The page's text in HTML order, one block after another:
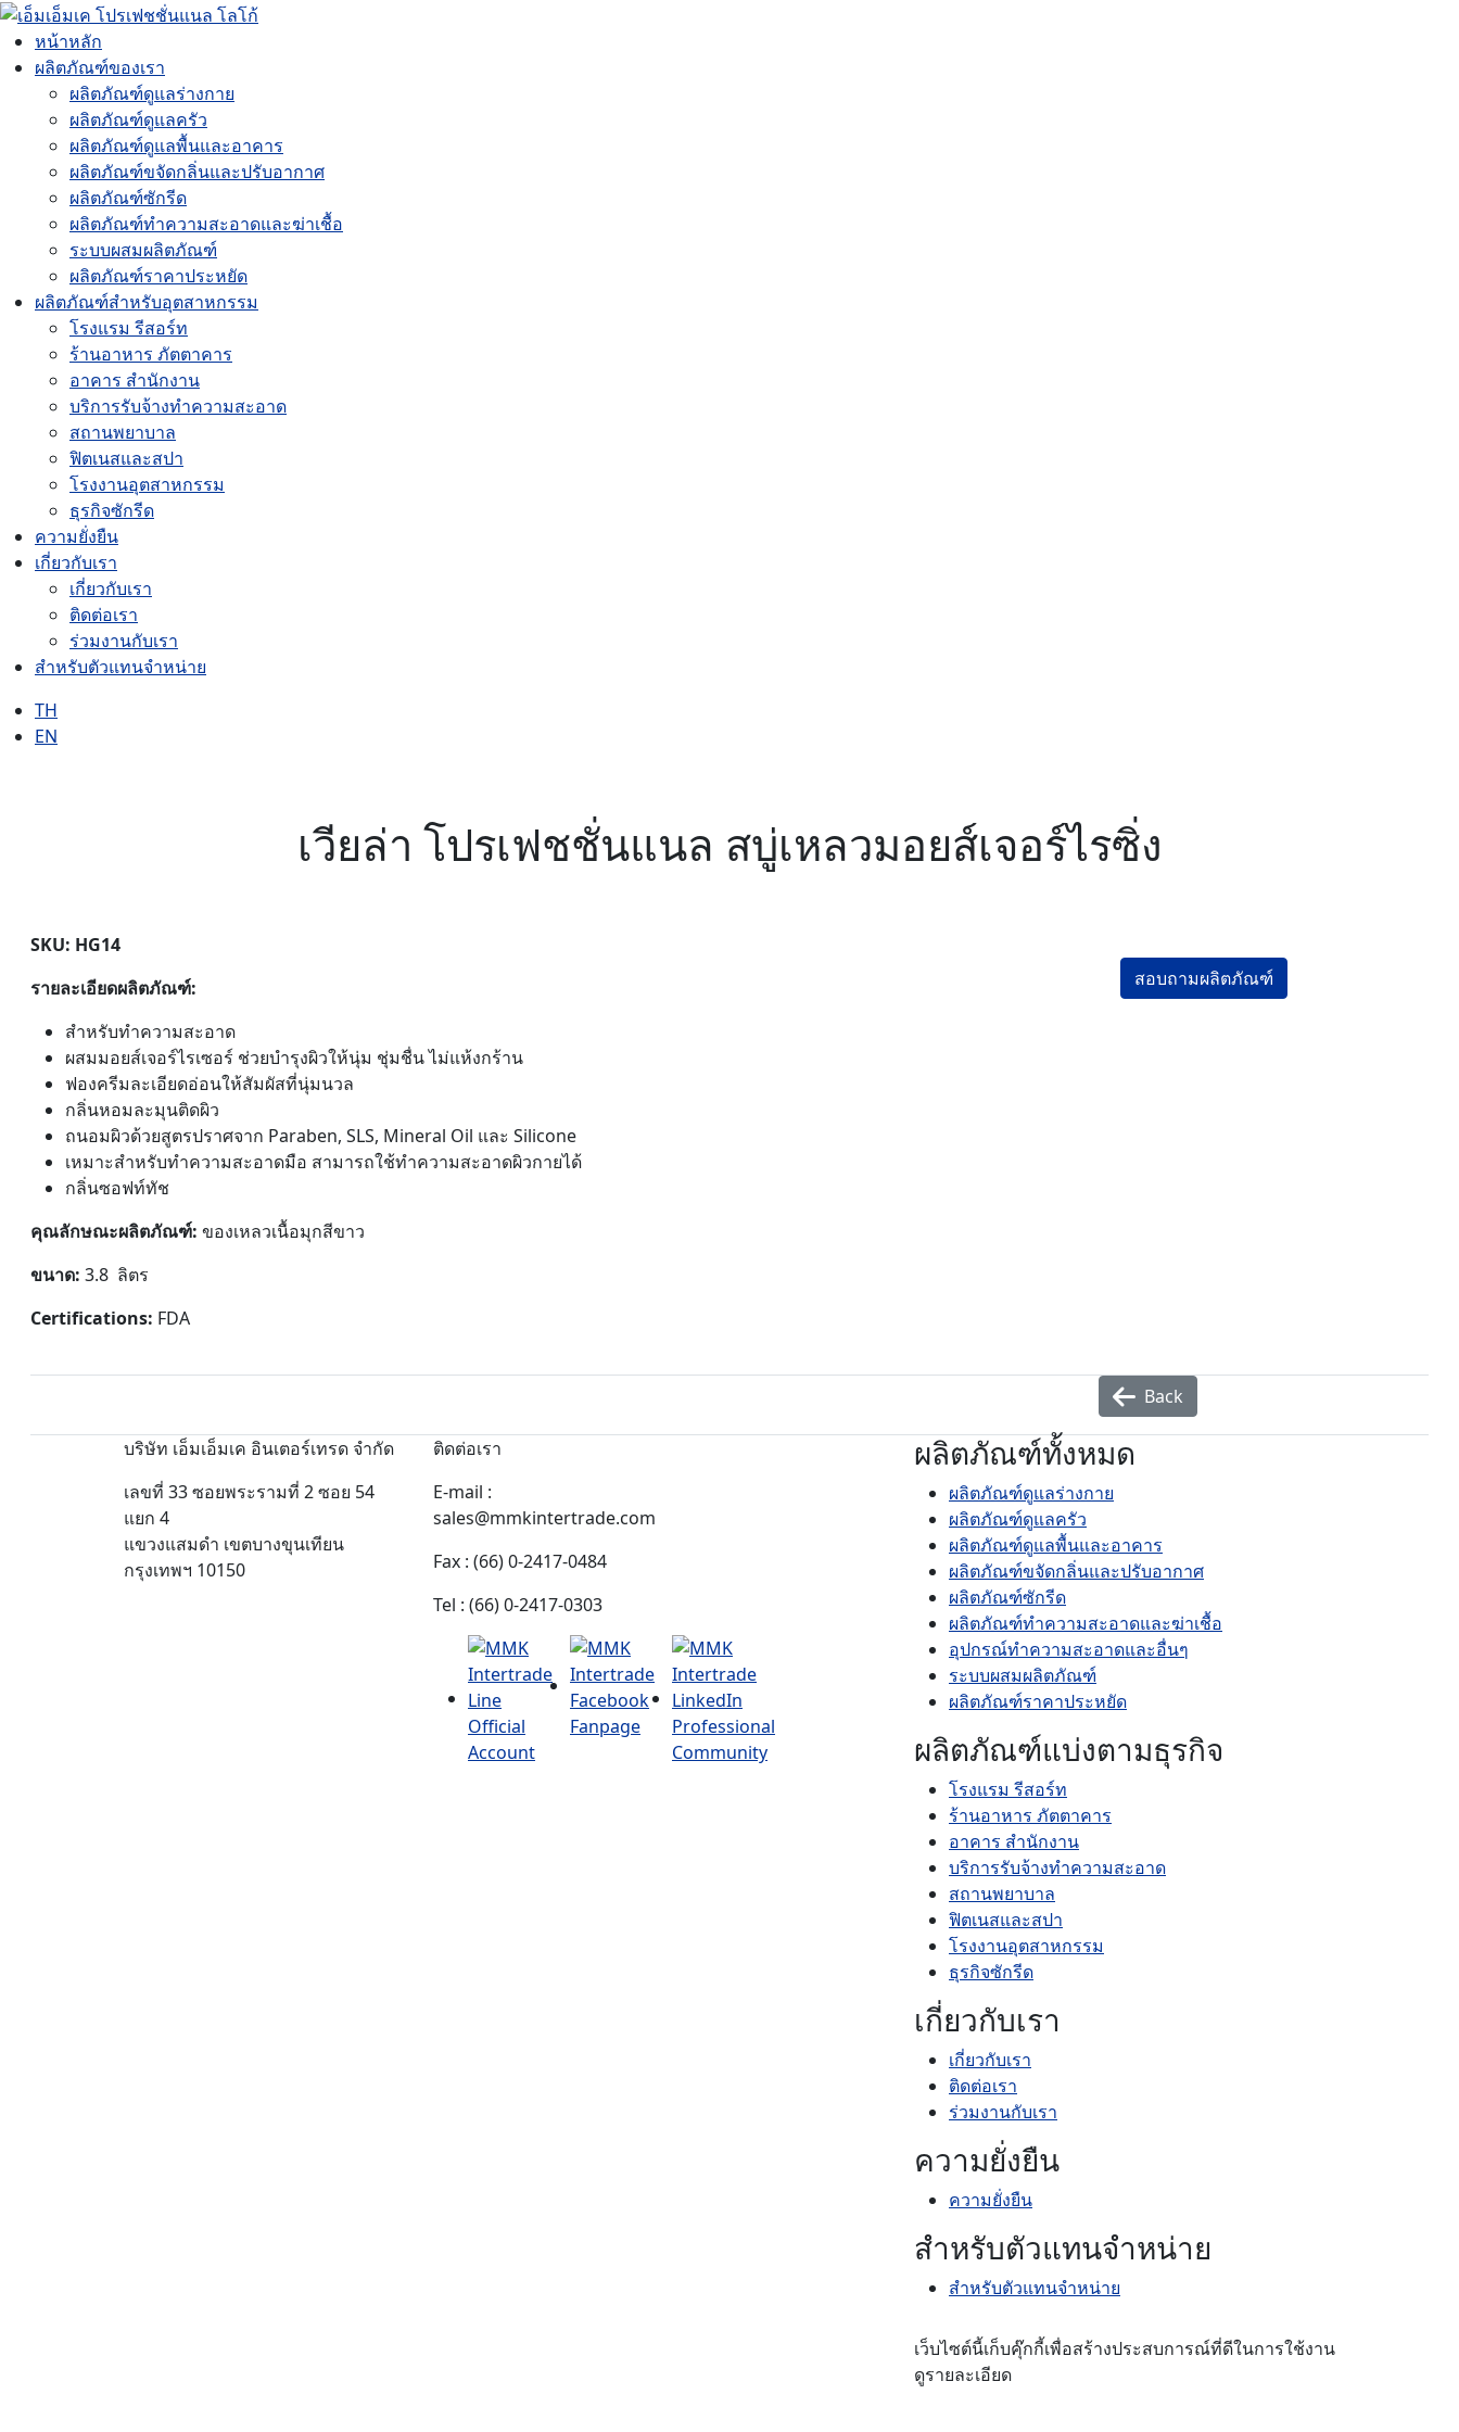
หน้าหลัก
ผลิตภัณฑ์ของเรา
ผลิตภัณฑ์ดูแลร่างกาย
ผลิตภัณฑ์ดูแลครัว
ผลิตภัณฑ์ดูแลพื้นและอาคาร
ผลิตภัณฑ์ขจัดกลิ่นและปรับอากาศ
ผลิตภัณฑ์ซักรีด
ผลิตภัณฑ์ทำความสะอาดและฆ่าเชื้อ
ระบบผสมผลิตภัณฑ์
ผลิตภัณฑ์ราคาประหยัด
ผลิตภัณฑ์สำหรับอุตสาหกรรม
โรงแรม รีสอร์ท
ร้านอาหาร ภัตตาคาร
อาคาร สำนักงาน
บริการรับจ้างทำความสะอาด
สถานพยาบาล
ฟิตเนสและสปา
โรงงานอุตสาหกรรม
ธุรกิจซักรีด
ความยั่งยืน
เกี่ยวกับเรา
เกี่ยวกับเรา
ติดต่อเรา
ร่วมงานกับเรา
สำหรับตัวแทนจำหน่าย
TH
EN
เวียล่า โปรเฟชชั่นแนล สบู่เหลวมอยส์เจอร์ไรซิ่ง
SKU: HG14
รายละเอียดผลิตภัณฑ์:
สำหรับทำความสะอาด
ผสมมอยส์เจอร์ไรเซอร์ ช่วยบำรุงผิวให้นุ่ม ชุ่มชื่น ไม่แห้งกร้าน
ฟองครีมละเอียดอ่อนให้สัมผัสที่นุ่มนวล
กลิ่นหอมละมุนติดผิว
ถนอมผิวด้วยสูตรปราศจาก Paraben, SLS, Mineral Oil และ Silicone
เหมาะสำหรับทำความสะอาดมือ สามารถใช้ทำความสะอาดผิวกายได้
กลิ่นซอฟท์ทัช
คุณลักษณะผลิตภัณฑ์: ของเหลวเนื้อมุกสีขาว
ขนาด: 3.8 ลิตร
Certifications: FDA
สอบถามผลิตภัณฑ์
Back
บริษัท เอ็มเอ็มเค อินเตอร์เทรด จำกัด
เลขที่ 33 ซอยพระรามที่ 2 ซอย 54
แยก 4
แขวงแสมดำ เขตบางขุนเทียน
กรุงเทพฯ 10150
ติดต่อเรา
E-mail :
sales@mmkintertrade.com
Fax : (66) 0-2417-0484
Tel : (66) 0-2417-0303
ผลิตภัณฑ์ทั้งหมด
ผลิตภัณฑ์ดูแลร่างกาย
ผลิตภัณฑ์ดูแลครัว
ผลิตภัณฑ์ดูแลพื้นและอาคาร
ผลิตภัณฑ์ขจัดกลิ่นและปรับอากาศ
ผลิตภัณฑ์ซักรีด
ผลิตภัณฑ์ทำความสะอาดและฆ่าเชื้อ
อุปกรณ์ทำความสะอาดและอื่นๆ
ระบบผสมผลิตภัณฑ์
ผลิตภัณฑ์ราคาประหยัด
ผลิตภัณฑ์แบ่งตามธุรกิจ
โรงแรม รีสอร์ท
ร้านอาหาร ภัตตาคาร
อาคาร สำนักงาน
บริการรับจ้างทำความสะอาด
สถานพยาบาล
ฟิตเนสและสปา
โรงงานอุตสาหกรรม
ธุรกิจซักรีด
เกี่ยวกับเรา
เกี่ยวกับเรา
ติดต่อเรา
ร่วมงานกับเรา
ความยั่งยืน
ความยั่งยืน
สำหรับตัวแทนจำหน่าย
สำหรับตัวแทนจำหน่าย
เว็บไซต์นี้เก็บคุ๊กกี้เพื่อสร้างประสบการณ์ที่ดีในการใช้งาน
ดูรายละเอียด